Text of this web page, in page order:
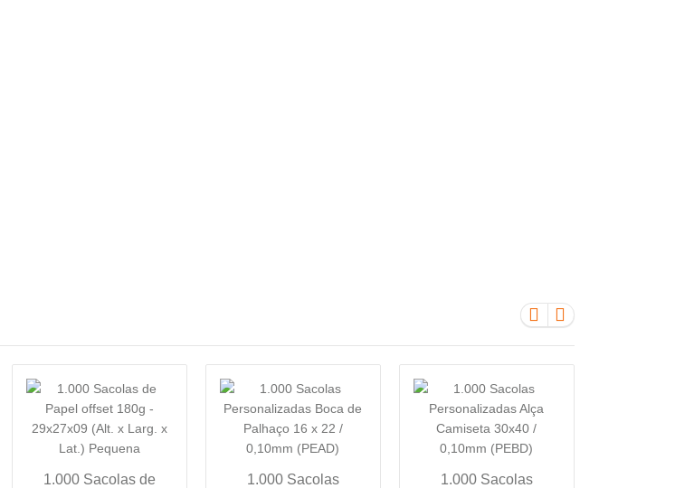
1.000 Sacolas de
1.000 Sacolas
1.000 Sacolas